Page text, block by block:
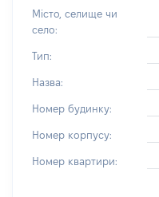
Місто, селище чи
село:
Тип:
Назва:
Номер будинку:
Номер корпусу:
Номер квартири: